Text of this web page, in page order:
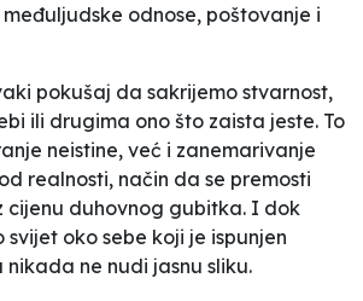
odnose, poštovanje i
pokušaj da sakrijemo stvarnost,
ili drugima ono što zaista jeste. To
neistine, već i zanemarivanje
realnosti, način da se premosti
cijenu duhovnog gubitka. I dok
oko sebe koji je ispunjen
ne nudi jasnu sliku.